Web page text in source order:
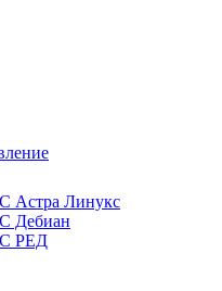
Астра Линукс
Дебиан
РЕД